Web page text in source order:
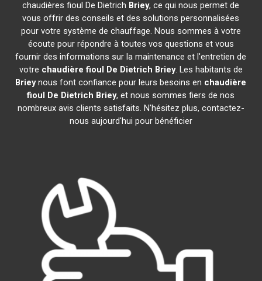
chaudières fioul De Dietrich Briey, ce qui nous permet de
vous offrir des conseils et des solutions personnalisées
pour votre système de chauffage. Nous sommes à votre
écoute pour répondre à toutes vos questions et vous
fournir des informations sur la maintenance et l'entretien de
votre chaudière fioul De Dietrich Briey. Les habitants de
Brieynous font confiance pour leurs besoins en chaudière
fioul De Dietrich Briey, et nous sommes fiers de nos
nombreux avis clients satisfaits. N'hésitez plus, contactez-
nous aujourd'hui pour bénéficier